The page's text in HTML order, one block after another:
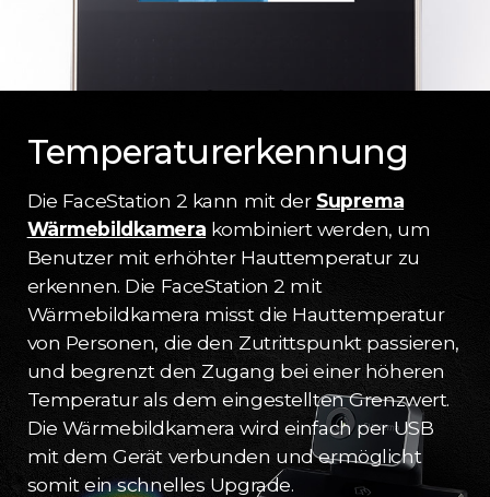
Temperaturerkennung
Die FaceStation 2 kann mit der Suprema
Wärmebildkamera kombiniert werden, um
Benutzer mit erhöhter Hauttemperatur zu
erkennen. Die FaceStation 2 mit
Wärmebildkamera misst die Hauttemperatur
von Personen, die den Zutrittspunkt passieren,
und begrenzt den Zugang bei einer höheren
Temperatur als dem eingestellten Grenzwert.
Die Wärmebildkamera wird einfach per USB
mit dem Gerät verbunden und ermöglicht
somit ein schnelles Upgrade.